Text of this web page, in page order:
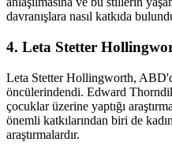
davranışlara nasıl katkıda
4. Leta Stetter
Leta Stetter Hollingworth,
öncülerindendi. Edward
çocuklar üzerine yaptığı
önemli katkılarından biri de
araştırmalardır.